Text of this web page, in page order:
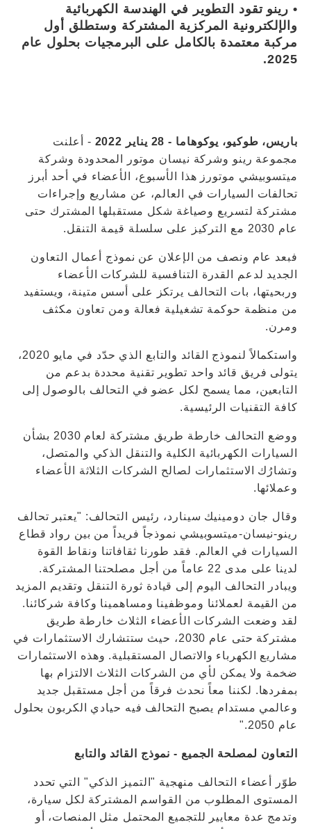
• رينو تقود التطوير في الهندسة الكهربائية
والإلكترونية المركزية المشتركة وستطلق أول
مركبة معتمدة بالكامل على البرمجيات بحلول عام
2025.
باريس، طوكيو، يوكوهاما - 28 يناير 2022
- أعلنت
مجموعة رينو وشركة نيسان موتور المحدودة وشركة
ميتسوبيشي موتورز هذا الأسبوع، الأعضاء في أحد أبرز
تحالفات السيارات في العالم، عن مشاريع وإجراءات
مشتركة لتسريع وصياغة شكل مستقبلها المشترك حتى
عام 2030 مع التركيز على سلسلة قيمة التنقل.
فبعد عام ونصف من الإعلان عن نموذج أعمال التعاون
الجديد لدعم القدرة التنافسية للشركات الأعضاء
وربحيتها، بات التحالف يرتكز على أسس متينة، ويستفيد
من منظمة حوكمة تشغيلية فعالة ومن تعاون مكثف
ومرن.
واستكمالاً لنموذج القائد والتابع الذي حدّد في مايو 2020،
يتولى فريق قائد واحد تطوير تقنية محددة بدعم من
التابعين، مما يسمح لكل عضو في التحالف بالوصول إلى
كافة التقنيات الرئيسية.
ووضع التحالف خارطة طريق مشتركة لعام 2030 بشأن
السيارات الكهربائية الكلية والتنقل الذكي والمتصل،
وتشارُك الاستثمارات لصالح الشركات الثلاثة الأعضاء
وعملائها.
وقال جان دومينيك سينارد، رئيس التحالف: "يعتبر تحالف
رينو-نيسان-ميتسوبيشي نموذجاً فريداً من بين رواد قطاع
السيارات في العالم. فقد طورنا ثقافاتنا ونقاط القوة
لدينا على مدى 22 عاماً من أجل مصلحتنا المشتركة.
ويبادر التحالف اليوم إلى قيادة ثورة التنقل وتقديم المزيد
من القيمة لعملائنا وموظفينا ومساهمينا وكافة شركائنا.
لقد وضعت الشركات الأعضاء الثلاث خارطة طريق
مشتركة حتى عام 2030، حيث ستتشارك الاستثمارات في
مشاريع الكهرباء والاتصال المستقبلية. وهذه الاستثمارات
ضخمة ولا يمكن لأي من الشركات الثلاث الالتزام بها
بمفردها. لكننا معاً نحدث فرقاً من أجل مستقبل جديد
وعالمي مستدام يصبح التحالف فيه حيادي الكربون بحلول
عام 2050."
التعاون لمصلحة الجميع - نموذج القائد والتابع
طوّر أعضاء التحالف منهجية "التميز الذكي" التي تحدد
المستوى المطلوب من القواسم المشتركة لكل سيارة،
وتدمج عدة معايير للتجميع المحتمل مثل المنصات، أو